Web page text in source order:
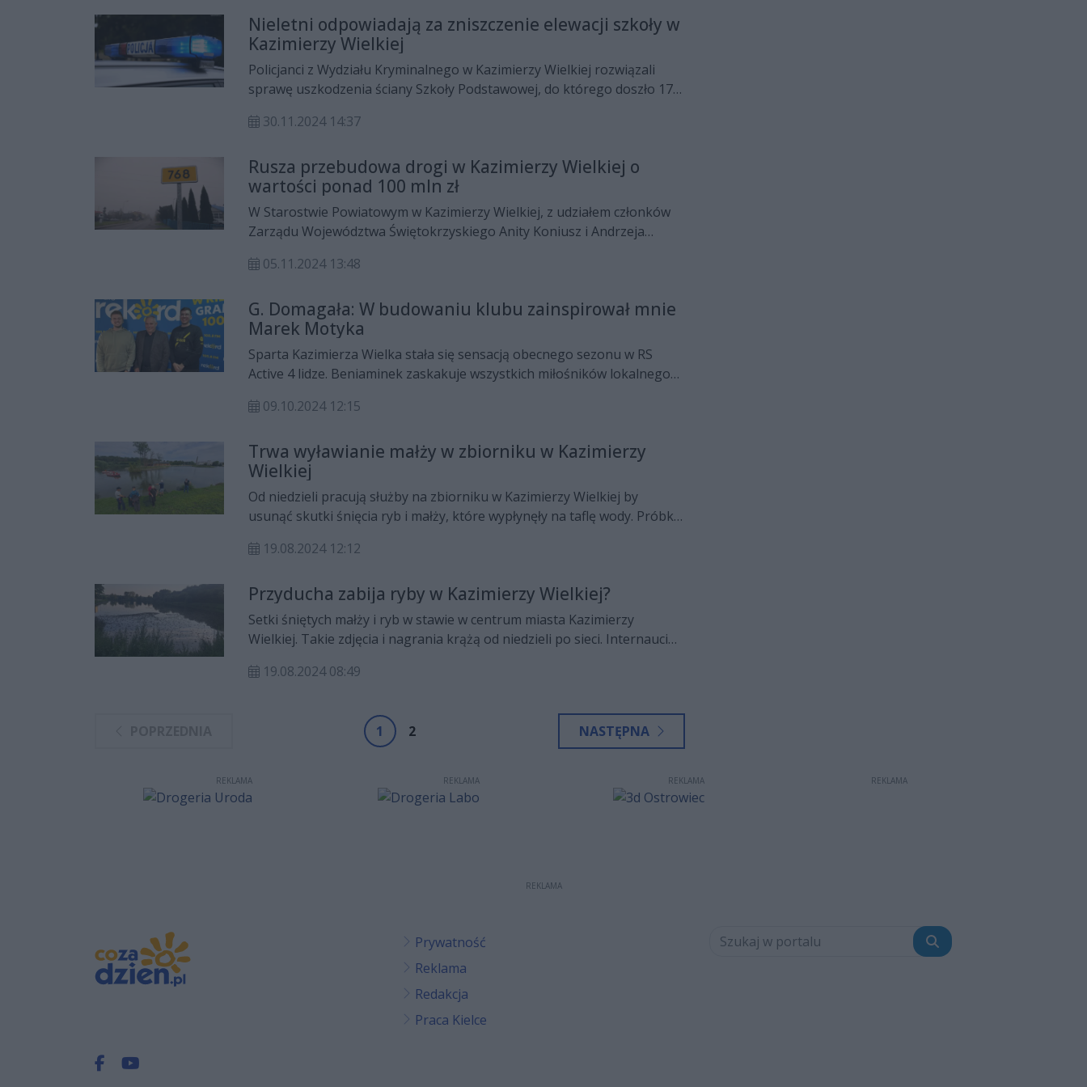
poszukujących relaksu oraz korzyści zdrowotnych płynących z kąpieli w
naturalnych wodach mineralnych.
Nieletni odpowiadają za zniszczenie elewacji szkoły w
Kazimierzy Wielkiej
Policjanci z Wydziału Kryminalnego w Kazimierzy Wielkiej rozwiązali
sprawę uszkodzenia ściany Szkoły Podstawowej, do którego doszło 17
złotych.
30.11.2024 14:37
Rusza przebudowa drogi w Kazimierzy Wielkiej o
wartości ponad 100 mln zł
W Starostwie Powiatowym w Kazimierzy Wielkiej, z udziałem członków
Zarządu Województwa Świętokrzyskiego Anity Koniusz i Andrzeja
Świętokrzyskiego Zarządu Dróg Wojewódzkich w Kielcach a
Inżynieryjnych „FART” Sp. z o.o.
05.11.2024 13:48
G. Domagała: W budowaniu klubu zainspirował mnie
Marek Motyka
Sparta Kazimierza Wielka stała się sensacją obecnego sezonu w RS
Active 4 lidze. Beniaminek zaskakuje wszystkich miłośników lokalnego
klubu, który podzielił się z nami kilkoma interesującymi zakulisowymi
09.10.2024 12:15
Trwa wyławianie małży w zbiorniku w Kazimierzy
Wielkiej
Od niedzieli pracują służby na zbiorniku w Kazimierzy Wielkiej by
usunąć skutki śnięcia ryb i małży, które wypłynęły na taflę wody. Próbki
19.08.2024 12:12
Przyducha zabija ryby w Kazimierzy Wielkiej?
Setki śniętych małży i ryb w stawie w centrum miasta Kazimierzy
Wielkiej. Takie zdjęcia i nagrania krążą od niedzieli po sieci. Internauci
ilości tlenu w wodzie?
19.08.2024 08:49
1 2 NASTĘPNA
REKLAMA REKLAMA REKLAMA REKLAMA
REKLAMA
Prywatność
Reklama
Redakcja
Praca Kielce
Szukaj
Facebook.com
Youtube.com